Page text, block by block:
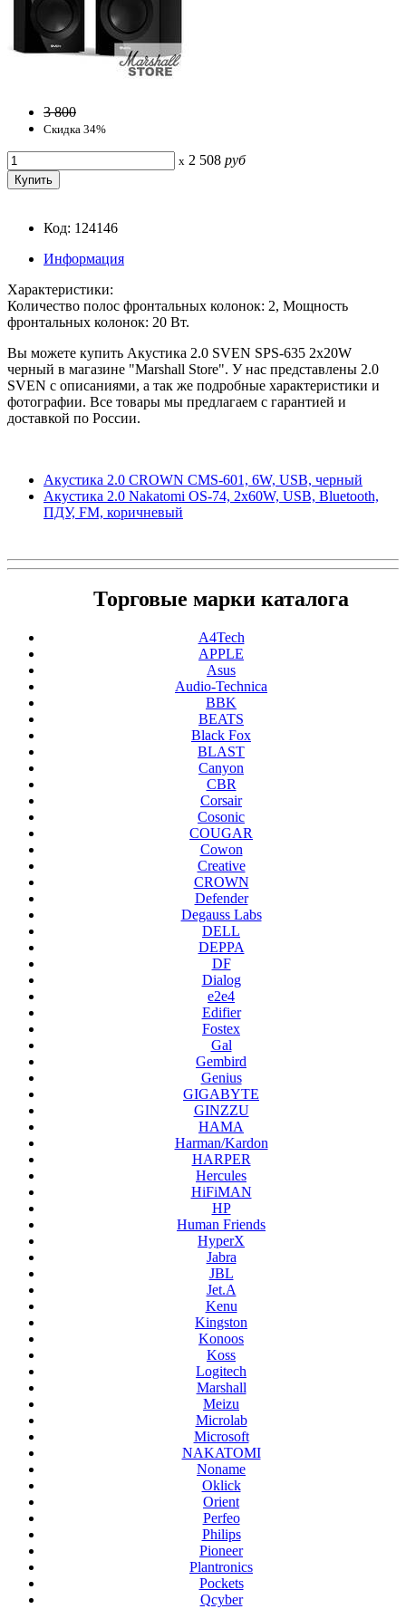
3 800
Скидка 34%
x 2 508 руб
Код: 124146
Информация
Характеристики:
Количество полос фронтальных колонок: 2, Мощность
фронтальных колонок: 20 Вт.
Вы можете купить Акустика 2.0 SVEN SPS-635 2х20W
черный в магазине "Marshall Store". У нас представлены 2.0
SVEN с описаниями, а так же подробные характеристики и
фотографии. Все товары мы предлагаем с гарантией и
доставкой по России.
Акустика 2.0 CROWN CMS-601, 6W, USB, черный
Акустика 2.0 Nakatomi OS-74, 2x60W, USB, Bluetooth,
ПДУ, FM, коричневый
Торговые марки каталога
A4Tech
APPLE
Asus
Audio-Technica
BBK
BEATS
Black Fox
BLAST
Canyon
CBR
Corsair
Cosonic
COUGAR
Cowon
Creative
CROWN
Defender
Degauss Labs
DELL
DEPPA
DF
Dialog
e2e4
Edifier
Fostex
Gal
Gembird
Genius
GIGABYTE
GINZZU
HAMA
Harman/Kardon
HARPER
Hercules
HiFiMAN
HP
Human Friends
HyperX
Jabra
JBL
Jet.A
Kenu
Kingston
Konoos
Koss
Logitech
Marshall
Meizu
Microlab
Microsoft
NAKATOMI
Noname
Oklick
Orient
Perfeo
Philips
Pioneer
Plantronics
Pockets
Qcyber